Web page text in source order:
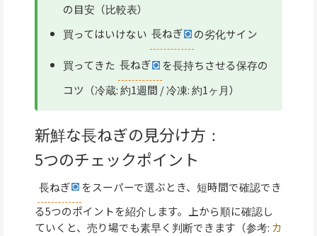
の目安（比較表）
買ってはいけない 長ねぎ の劣化サイン
買ってきた 長ねぎ
を長持ちさせる保存の
コツ（冷蔵: 約1週間 / 冷凍: 約1ヶ月）
新鮮な長ねぎの見分け方：
5つのチェックポイント
長ねぎ
をスーパーで選ぶとき、短時間で確認でき
る5つのポイントを紹介します。上から順に確認し
ていくと、売り場でも素早く判断できます（参考: カ